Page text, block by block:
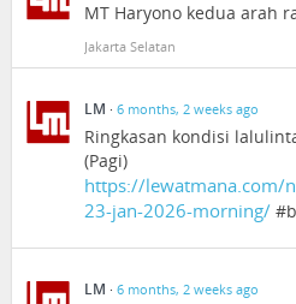
MT Haryono kedua arah
Jakarta Selatan
LM · 6 months, 2 weeks ago
Ringkasan kondisi
(Pagi)
https://lewatmana.com/
23-jan-2026-morning/
LM · 6 months, 2 weeks ago